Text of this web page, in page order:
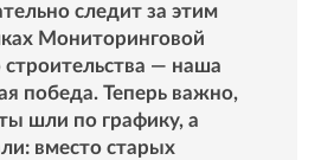
следит за этим
Мониторинговой
— наша
победа. Теперь важно,
шли по графику, а
вместо старых